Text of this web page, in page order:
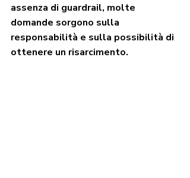
assenza di guardrail, molte
domande sorgono sulla
responsabilità e sulla possibilità di
ottenere un risarcimento.